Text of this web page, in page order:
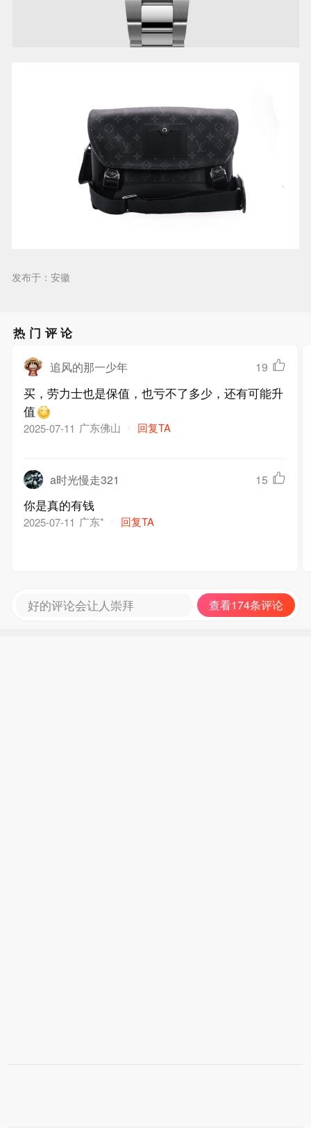
发布于：安徽
热门评论
追风的那一少年 19
买，劳力士也是保值，也亏不了多少，还有可能升
值
2025-07-11 广东佛山 回复TA
a时光慢走321 15
你是真的有钱
2025-07-11 广东* 回复TA
好的评论会让人崇拜 查看174条评论